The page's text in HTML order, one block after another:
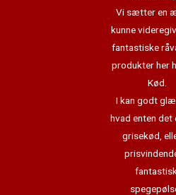
Vi sætter en
kunne
fantastiske
produkter her
Kød.
I kan godt
hvad enten det
grisekød,